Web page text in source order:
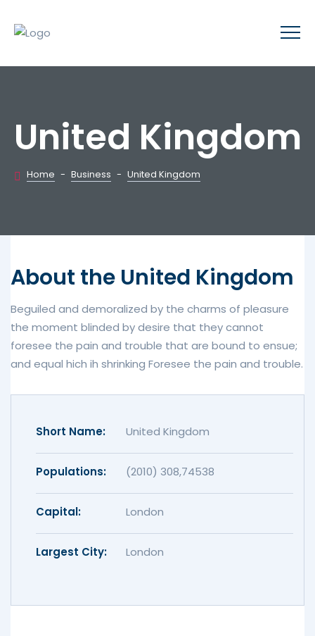
United Kingdom
Home - Business - United Kingdom
About the United Kingdom
Beguiled and demoralized by the charms of pleasure
the moment blinded by desire that they cannot
foresee the pain and trouble that are bound to ensue;
and equal hich ih shrinking Foresee the pain and trouble.
Short Name: United Kingdom
Populations: (2010) 308,74538
Capital: London
Largest City: London